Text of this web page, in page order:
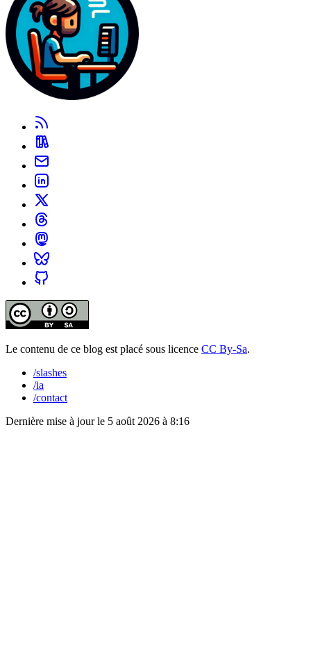
Le contenu de ce blog est placé sous licence CC By-Sa.
/slashes
/ia
/contact
Dernière mise à jour le 5 août 2026 à 8:16